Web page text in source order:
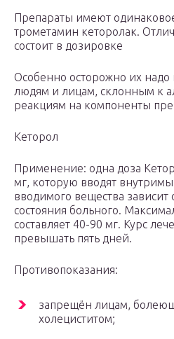
Препараты имеют
трометамин кеторолак.
состоит в дозировке
Особенно осторожно их
людям и лицам, склонным к
реакциям на компоненты
Кеторол
Применение: одна доза
мг, которую вводят
вводимого вещества зависит
состояния больного.
составляет 40-90 мг. Курс
превышать пять дней.
Противопоказания:
запрещён лицам,
холециститом;